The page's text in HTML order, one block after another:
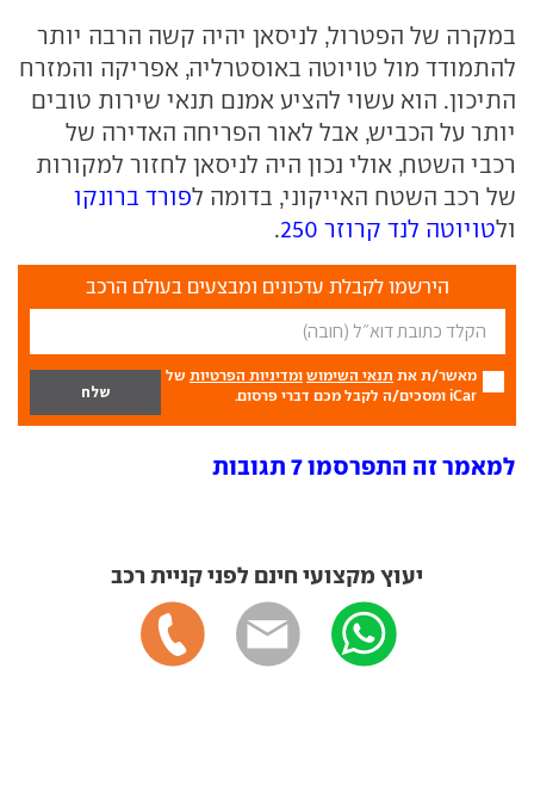
במקרה של הפטרול, לניסאן יהיה קשה הרבה יותר
להתמודד מול טויוטה באוסטרליה, אפריקה והמזרח
התיכון. הוא עשוי להציע אמנם תנאי שירות טובים
יותר על הכביש, אבל לאור הפריחה האדירה של
רכבי השטח, אולי נכון היה לניסאן לחזור למקורות
של רכב השטח האייקוני, בדומה לפורד ברונקו
ולטויוטה לנד קרוזר 250 .
הירשמו לקבלת עדכונים ומבצעים בעולם הרכב
מאשר/ת את תנאי השימוש ומדיניות הפרטיות של
iCar ומסכים/ה לקבל מכם דברי פרסום.
למאמר זה התפרסמו 7 תגובות
יעוץ מקצועי חינם לפני קניית רכב